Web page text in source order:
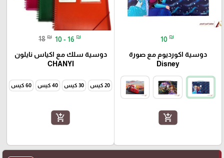
10 ₪
دوسية اكورديوم مع صورة
Disney
add_shopping_cart
18 ₪ 10 - 16 ₪
دوسية سلك مع اكياس نايلون
CHANYI
20 كيس 30 كيس 40 كيس 60 كيس
add_shopping_cart